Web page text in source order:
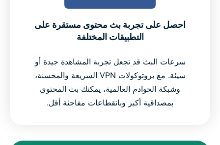
احصل على تجربة بث محتوى مستقرة على
التطبيقات المختلفة
سرعات البث قد تجعل تجربة المشاهدة جيدة أو
سيئة. مع بروتوكولات VPN السريعة والمحسنة،
وشبكة الخوادم العالمية، يمكنك بث المحتوى
بمصداقية أكبر وبانقطاعات مفاجئة أقل.